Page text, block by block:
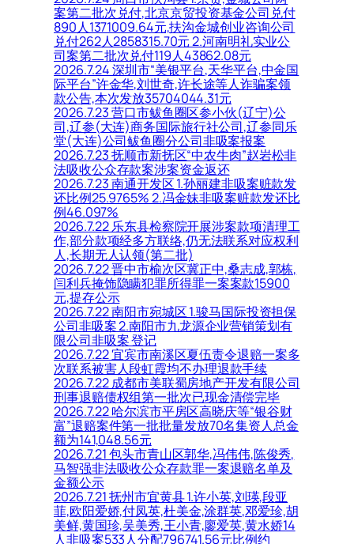
案第二批次兑付,北京京贸投资基金公司兑付
890人1371009.64元,扶沟金城创业咨询公司
兑付262人2858315.70元 2.河南明礼实业公
司案第二批次兑付119人43862.08元
2026.7.24 深圳市“美银平台,天华平台,中金国
际平台”许金华,刘世奇,许长途等人诈骗案领
款公告,本次发放35704044.31元
2026.7.23 营口市鲅鱼圈区参小伙(辽宁)公
司,辽参(大连)商务国际旅行社公司,辽参同乐
堂(大连)公司鲅鱼圈分公司非吸案报案
2026.7.23 抚顺市新抚区“中农牛肉”赵岩松非
法吸收公众存款案涉案资金返还
2026.7.23 南通开发区 1.孙丽建非吸案赃款发
还比例25.9765% 2.冯金妹非吸案赃款发还比
例46.097%
2026.7.22 乐东县检察院开展涉案款项清理工
作,部分款项经多方联络,仍无法联系对应权利
人,长期无人认领(第二批)
2026.7.22 晋中市榆次区冀正中,桑志成,郭栋,
闫利兵掩饰隐瞒犯罪所得罪一案案款15900
元,提存公示
2026.7.22 南阳市宛城区 1.骏马国际投资担保
公司非吸案 2.南阳市九龙源企业营销策划有
限公司非吸案 登记
2026.7.22 宜宾市南溪区夏伍责令退赔一案多
次联系被害人段虹霞均不办理退款手续
2026.7.22 成都市美联蜀房地产开发有限公司
刑事退赔债权组第一批次已现金清偿完毕
2026.7.22 哈尔滨市平房区高晓庆等“银谷财
富”退赔案件第一批批量发放70名集资人总金
额为141,048.56元
2026.7.21 包头市青山区郭华,冯伟伟,陈俊秀,
马智强非法吸收公众存款罪一案退赔名单及
金额公示
2026.7.21 抚州市宜黄县 1.许小英,刘瑛,段亚
菲,欧阳爱娇,付凤英,杜美金,涂群英,邓爱珍,胡
美鲜,黄国珍,吴美秀,王小青,廖爱英,黄水娇14
人非吸案533人分配796741.56元比例约